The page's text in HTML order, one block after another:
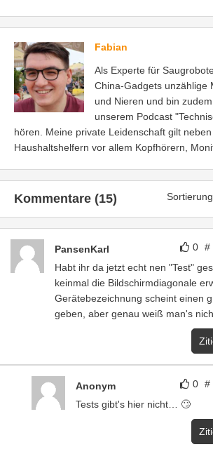
Fabian
Als Experte für
China-Gadgets unzählige
und Nieren und bin
unserem Podcast
hören. Meine private Leidenschaft gilt
Haushaltshelfern vor allem Kopfhörern,
Kommentare (15)
0 #
PansenKarl
Habt ihr da jetzt echt nen "Test"
keinmal die Bildschirmdiagonale
Gerätebezeichnung scheint einen
geben, aber genau weiß man's
0 #
Anonym
Tests gibt's hier nicht… 🙄